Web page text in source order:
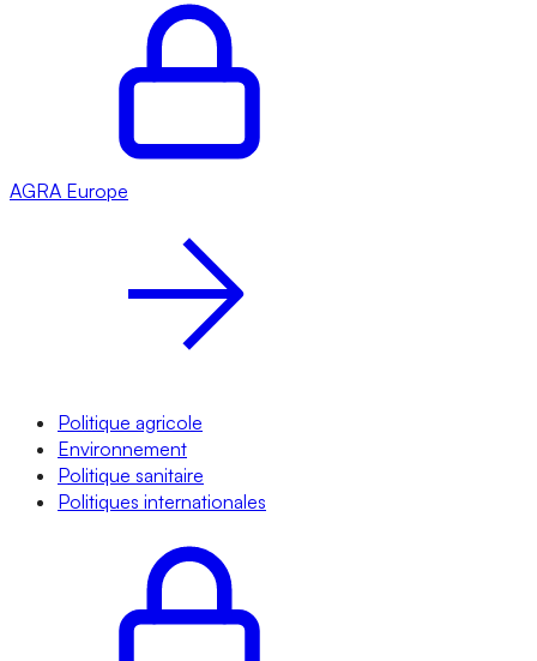
AGRA Europe
Politique agricole
Environnement
Politique sanitaire
Politiques internationales